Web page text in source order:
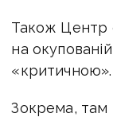
Також Центр
на
«критичною».
Зокрема, там